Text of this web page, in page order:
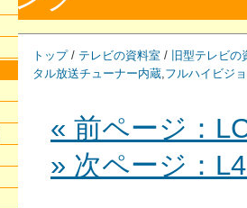
トップ/ テレビの資料室 / 旧型テレビの
タル放送チューナー内蔵,フルハイビジ
« 前ページ：
» 次ページ：